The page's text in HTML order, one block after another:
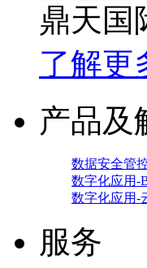
鼎天国
了解更
产品及
数据安全管
数字化应用-
数字化应用-
服务